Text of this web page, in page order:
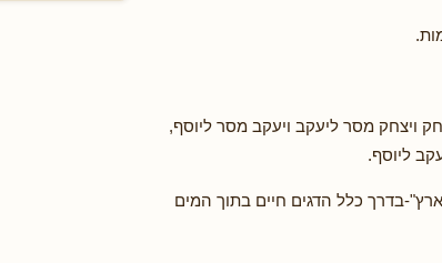
ויצחק מסר ליעקב ויעקב מסר ליוסף,
ליוסף.
בדרך כלל הדגים חיים בתוך המים